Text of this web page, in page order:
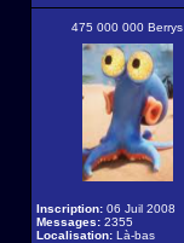
475 000 000 Berrys
Inscription: 06 Juil 2008
Messages: 2355
Localisation: Là-bas